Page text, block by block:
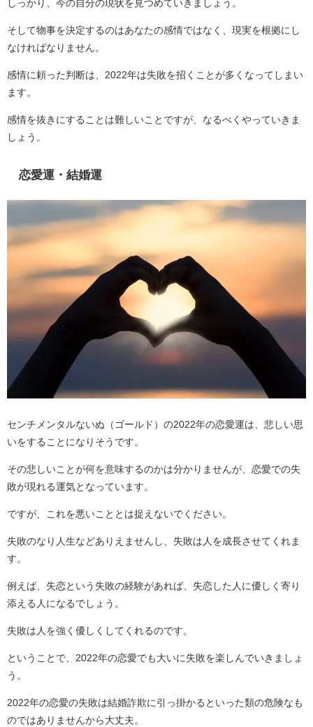
しっかり、今の自分の現状を見つめていきましょう。
そして物事を決定するのはあなたの感情ではなく、現実を根拠にし
なければなりません。
感情に頼った判断は、2022年は失敗を招くことが多くなってしまい
ます。
感情を抜きにすることは難しいことですが、なるべくやっていきま
しょう。
恋愛運・結婚運
センチメンタルないぬ（ゴールド）の2022年の恋愛運は、悲しい思
いをすることになりそうです。
その悲しいことが何を意味するのかは分かりませんが、恋愛での失
敗が現れる運気となっています。
ですが、これを悪いこととは捉えないでください。
失敗のなり人生などありえませんし、失敗は人を成長させてくれま
す。
例えば、失恋という失敗の経験があれば、失恋した人に優しく寄り
添える人になるでしょう。
失敗は人を強く優しくしてくれるのです。
ということで、2022年の恋愛でも大いに失敗を楽しんでいきましょ
う。
2022年の恋愛の失敗は結婚詐欺に引っ掛かるといった類の危険なも
のではありませんから大丈夫。